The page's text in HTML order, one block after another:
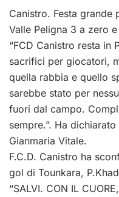
Canistro. Festa
Valle Peligna 3 a zero
“FCD Canistro resta in
sacrifici per giocatori,
quella rabbia e quello
sarebbe stato per
fuori dal campo.
sempre.”. Ha
Gianmaria Vitale.
F.C.D. Canistro ha
gol di Tounkara,
“SALVI. CON IL